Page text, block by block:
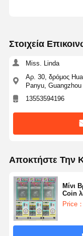
Στοιχεία
Miss. Linda
Αρ. 30, δρόμος
Panyu, Guangzhou
13553594196
Αποκτήστε Την
Μίνι
Coin
Price